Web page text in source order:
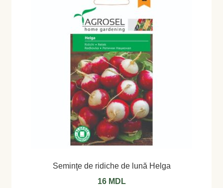
Seminţe de ridiche de lună Helga
16 MDL